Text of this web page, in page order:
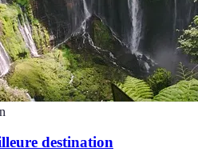
destination